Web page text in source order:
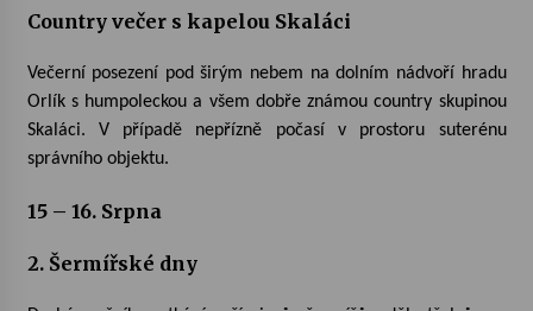
Za kulturou kousek za Humpolec. V Želivě ožije
13. 7. 2026
Varhanní recitál Michala Novenka v Klášteře
Želiv
30. 6. 2026
Country večer s kapelou Skaláci
Večerní posezení pod širým nebem na dolním nádvoří hradu
Orlík s humpoleckou a všem dobře známou country skupinou
Skaláci. V případě nepřízně počasí v prostoru suterénu
správního objektu.
15 – 16. Srpna
2. Šermířské dny